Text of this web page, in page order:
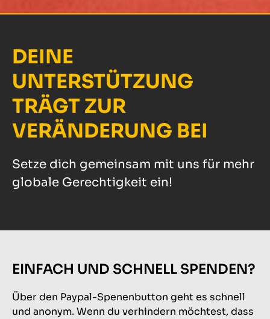
DEINE
UNTERSTÜTZUNG
TRÄGT ZUR
VERÄNDERUNG BEI
Setze dich gemeinsam mit uns für mehr
globale Gerechtigkeit ein!
EINFACH UND SCHNELL SPENDEN?
Über den Paypal-Spenenbutton geht es schnell
und anonym. Wenn du verhindern möchtest, dass